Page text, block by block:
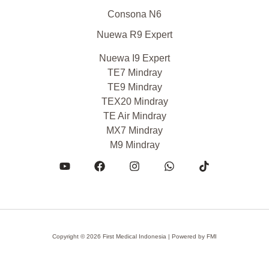
Consona N6
Nuewa R9 Expert
Nuewa I9 Expert
TE7 Mindray
TE9 Mindray
TEX20 Mindray
TE Air Mindray
MX7 Mindray
M9 Mindray
Copyright © 2026 First Medical Indonesia | Powered by FMI